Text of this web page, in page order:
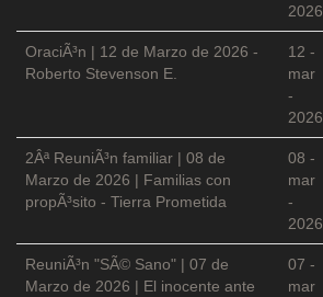
2026
OraciÃ³n | 12 de Marzo de 2026 -
Roberto Stevenson E.
12 -
mar
-
2026
2Âª ReuniÃ³n familiar | 08 de
Marzo de 2026 | Familias con
propÃ³sito - Tierra Prometida
08 -
mar
-
2026
ReuniÃ³n "SÃ© Sano" | 07 de
Marzo de 2026 | El inocente ante
07 -
mar